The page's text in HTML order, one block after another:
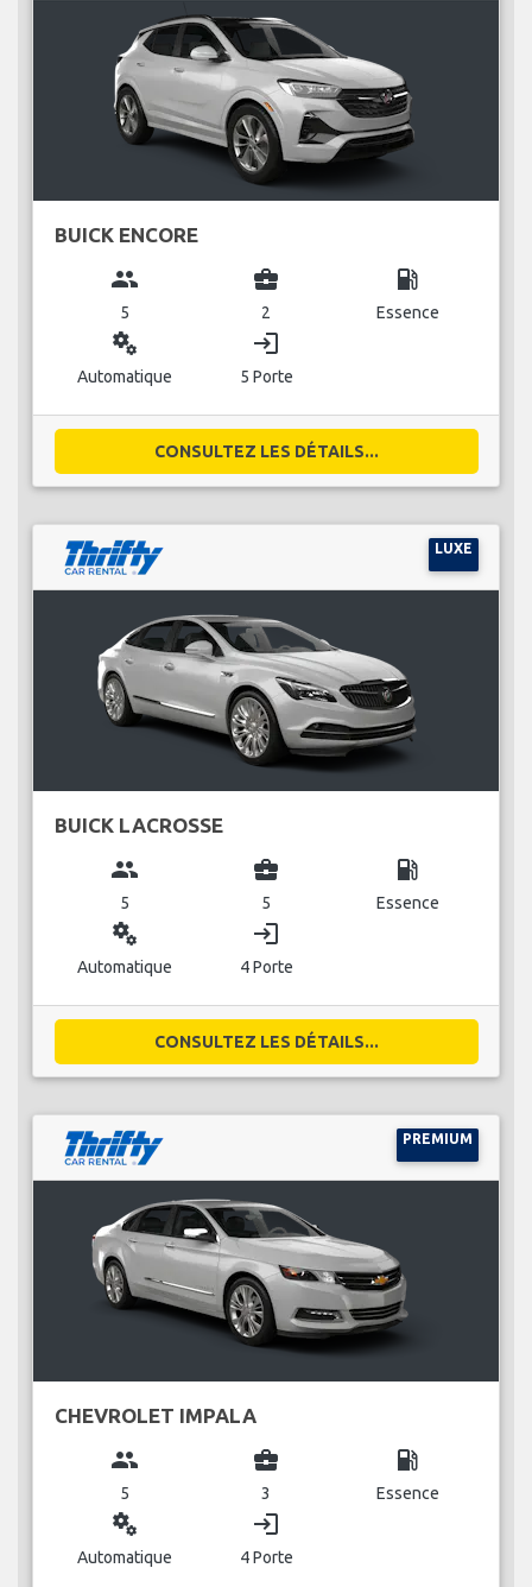
BUICK ENCORE
group
5
business_center
2
local_gas_station
Essence
miscellaneous_services
Automatique
login
5 Porte
CONSULTEZ LES DÉTAILS...
LUXE
BUICK LACROSSE
group
5
business_center
5
local_gas_station
Essence
miscellaneous_services
Automatique
login
4 Porte
CONSULTEZ LES DÉTAILS...
PREMIUM
CHEVROLET IMPALA
group
5
business_center
3
local_gas_station
Essence
miscellaneous_services
Automatique
login
4 Porte